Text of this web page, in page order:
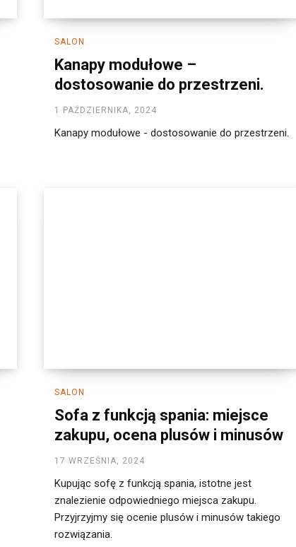
SALON
Kanapy modułowe –
dostosowanie do przestrzeni.
1 PAŹDZIERNIKA, 2024
Kanapy modułowe - dostosowanie do przestrzeni.
SALON
Sofa z funkcją spania: miejsce
zakupu, ocena plusów i minusów
17 WRZEŚNIA, 2024
Kupując sofę z funkcją spania, istotne jest
znalezienie odpowiedniego miejsca zakupu.
Przyjrzyjmy się ocenie plusów i minusów takiego
rozwiązania.